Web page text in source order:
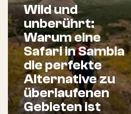
Wild und
unberührt:
Warum eine
Safari in Sambia
die perfekte
Alternative zu
überlaufenen
Gebieten ist